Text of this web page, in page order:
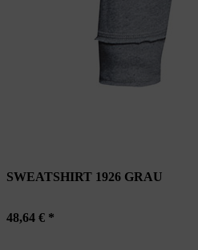
SWEATSHIRT 1926 GRAU
48,64 € *